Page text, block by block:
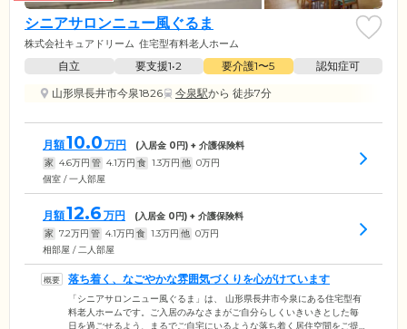
シニアサロンニュー風ぐるま
株式会社キュアドリーム 住宅型有料老人ホーム
自立 要支援1•2 要介護1〜5
認知症可
山形県長井市今泉1826
今泉駅から 徒歩7分
月額10.0 万円 (入居金 0円) + 介護保険料
家 4.6万円 管 4.1万円 食 1.3万円 他 0万円
個室 / 一人部屋
月額12.6 万円 (入居金 0円) + 介護保険料
家 7.2万円 管 4.1万円 食 1.3万円 他 0万円
相部屋 / 二人部屋
落ち着く、なごやかな雰囲気づくりを心がけています
「シニアサロンニュー風ぐるま」は、 山形県長井市今泉にある住宅型有
料老人ホームです。ご入居のみなさまがご自分らしくいきいきとした毎
日を過ごせるよう、まるでご自宅にいるような落ち着く居住空間をご提